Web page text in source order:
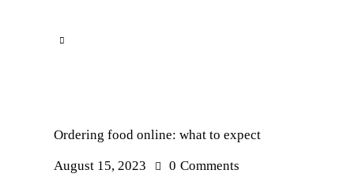
Ordering food online: what to expect
August 15, 2023 0 Comments